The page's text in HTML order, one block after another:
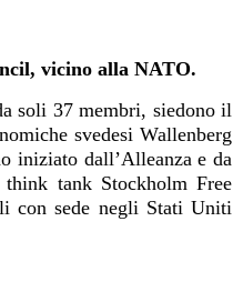
vicino alla NATO.
soli 37 membri, siedono il
svedesi Wallenberg
iniziato dall’Alleanza e da
tank Stockholm Free
con sede negli Stati Uniti